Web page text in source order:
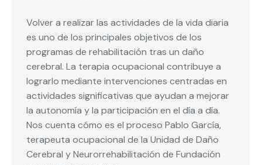
Volver a realizar las actividades de la vida diaria
es uno de los principales objetivos de los
programas de rehabilitación tras un daño
cerebral. La terapia ocupacional contribuye a
lograrlo mediante intervenciones centradas en
actividades significativas que ayudan a mejorar
la autonomía y la participación en el día a día.
Nos cuenta cómo es el proceso Pablo García,
terapeuta ocupacional de la Unidad de Daño
Cerebral y Neurorrehabilitación de Fundación